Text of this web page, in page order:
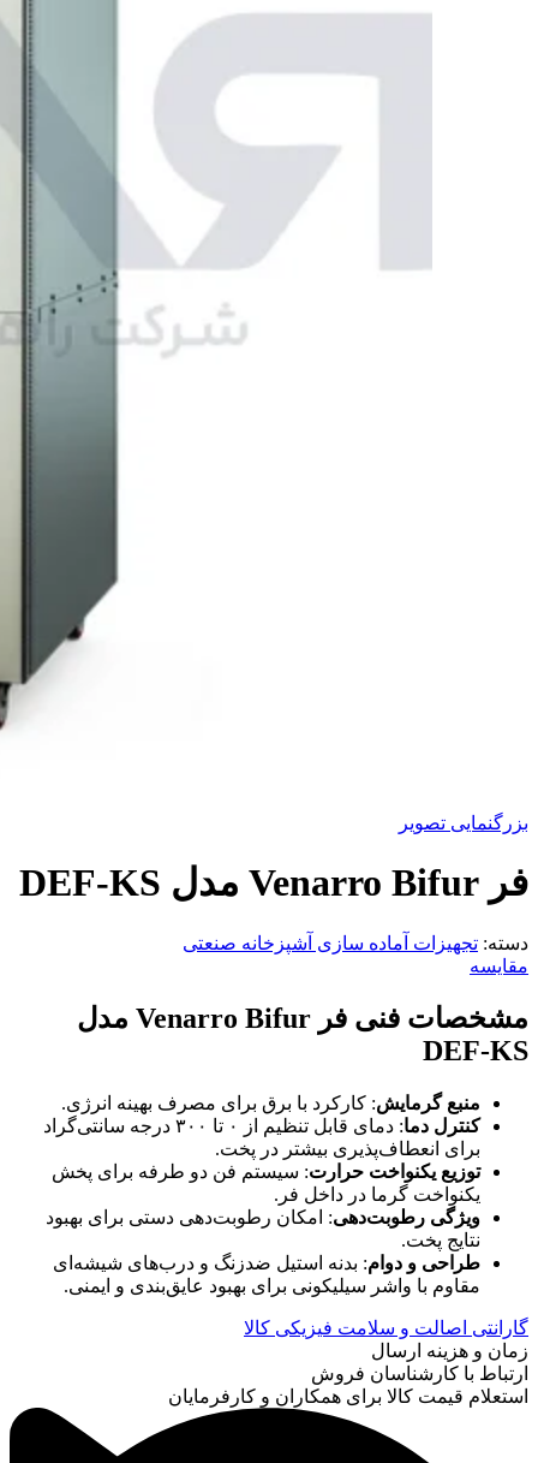
بزرگنمایی تصویر
فر Venarro Bifur مدل DEF-KS
دسته: تجهیزات آماده سازی آشپزخانه صنعتی
مقایسه
مشخصات فنی فر Venarro Bifur مدل
DEF-KS
منبع گرمایش: کارکرد با برق برای مصرف بهینه انرژی.
کنترل دما
: دمای قابل تنظیم از ۰ تا ۳۰۰ درجه سانتی‌گراد
برای انعطاف‌پذیری بیشتر در پخت.
توزیع یکنواخت حرارت: سیستم فن دو طرفه برای پخش
یکنواخت گرما در داخل فر.
ویژگی رطوبت‌دهی: امکان رطوبت‌دهی دستی برای بهبود
نتایج پخت.
طراحی و دوام: بدنه استیل ضدزنگ و درب‌های شیشه‌ای
مقاوم با واشر سیلیکونی برای بهبود عایق‌بندی و ایمنی.
گارانتی اصالت و سلامت فیزیکی کالا
زمان و هزینه ارسال
ارتباط با کارشناسان فروش
استعلام قیمت کالا برای همکاران و کارفرمایان